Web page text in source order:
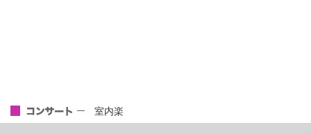
室内楽